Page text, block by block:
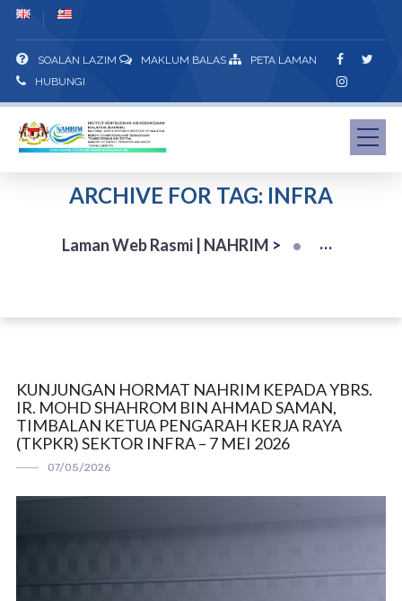
SOALAN LAZIM MAKLUM BALAS
PETA LAMAN
HUBUNGI
ARCHIVE FOR TAG: INFRA
Laman Web Rasmi | NAHRIM >
KUNJUNGAN HORMAT NAHRIM KEPADA YBRS.
IR. MOHD SHAHROM BIN AHMAD SAMAN,
TIMBALAN KETUA PENGARAH KERJA RAYA
(TKPKR) SEKTOR INFRA – 7 MEI 2026
07/05/2026